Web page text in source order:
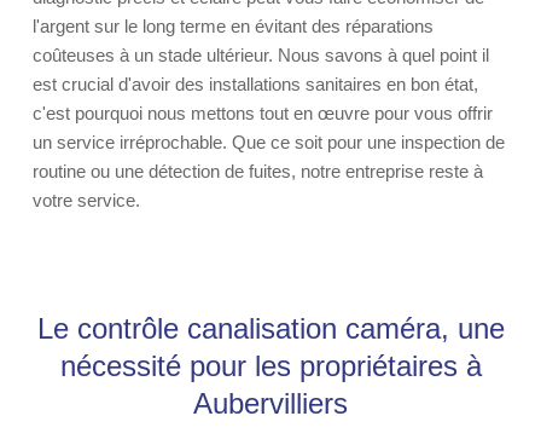
l'argent sur le long terme en évitant des réparations
coûteuses à un stade ultérieur. Nous savons à quel point il
est crucial d'avoir des installations sanitaires en bon état,
c'est pourquoi nous mettons tout en œuvre pour vous offrir
un service irréprochable. Que ce soit pour une inspection de
routine ou une détection de fuites, notre entreprise reste à
votre service.
Le contrôle canalisation caméra, une
nécessité pour les propriétaires à
Aubervilliers